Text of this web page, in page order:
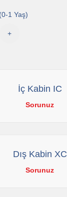
1 Yaş)
+
İç Kabin IC
Sorunuz
Dış Kabin XC
Sorunuz